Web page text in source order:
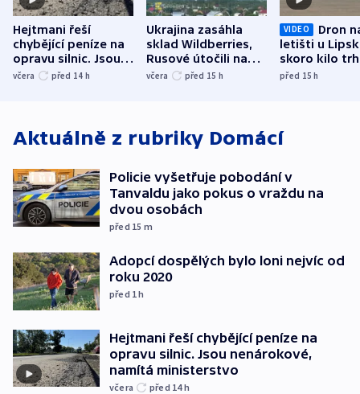
Hejtmani řeší
chybějící peníze na
opravu silnic. Jsou
nenárokové, namítá
včera před 14 h
Ukrajina zasáhla
sklad Wildberries,
Rusové útočili na
trh, hasiče či
včera před 15 h
VIDEO
Dron
letišti u
skoro kilo
indicie
před 15h
Aktuálně z rubriky Domácí
Policie vyšetřuje pobodání v
Tanvaldu jako pokus o vraždu na
dvou osobách
před 15 m
Adopcí dospělých bylo loni nejvíc od
roku 2020
před 1h
Hejtmani řeší chybějící peníze na
opravu silnic. Jsou nenárokové,
namítá ministerstvo
včera před 14h